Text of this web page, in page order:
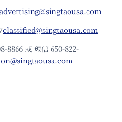
advertising@singtaousa.com
classified@singtaousa.com
8866 或 短信 650-822-